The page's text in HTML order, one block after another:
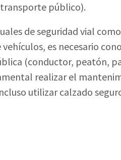
público).
de seguridad vial
es necesario
(conductor, peatón,
realizar el
utilizar calzado